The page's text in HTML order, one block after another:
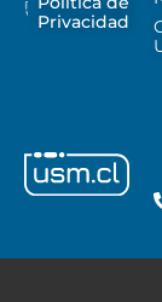
Privacidad